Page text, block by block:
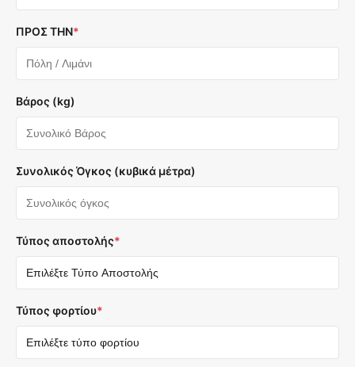
ΠΡΟΣ ΤΗΝ*
Βάρος (kg)
Συνολικός Όγκος (κυβικά μέτρα)
Τύπος αποστολής*
Τύπος φορτίου*